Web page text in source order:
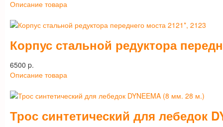
Описание товара
Корпус стальной редуктора
6500 p.
Описание товара
Трос синтетический для лебедок